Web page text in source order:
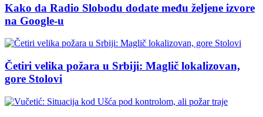
Kako da Radio Slobodu dodate među željene izvore
na Google-u
Četiri velika požara u Srbiji: Maglič lokalizovan,
gore Stolovi